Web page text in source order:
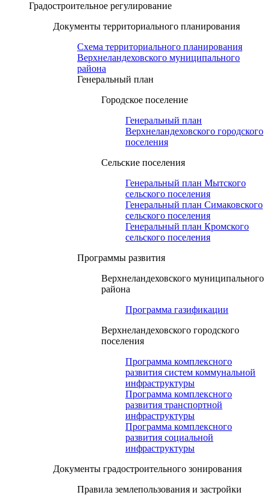
Градостроительное регулирование
Документы территориального планирования
Схема территориального планирования
Верхнеландеховского муниципального
района
Генеральный план
Городское поселение
Генеральный план
Верхнеландеховского городского
поселения
Сельские поселения
Генеральный план Мытского
сельского поселения
Генеральный план Симаковского
сельского поселения
Генеральный план Кромского
сельского поселения
Программы развития
Верхнеландеховского муниципального
района
Программа газификации
Верхнеландеховского городского
поселения
Программа комплексного
развития систем коммунальной
инфраструктуры
Программа комплексного
развития транспортной
инфраструктуры
Программа комплексного
развития социальной
инфраструктуры
Документы градостроительного зонирования
Правила землепользования и застройки